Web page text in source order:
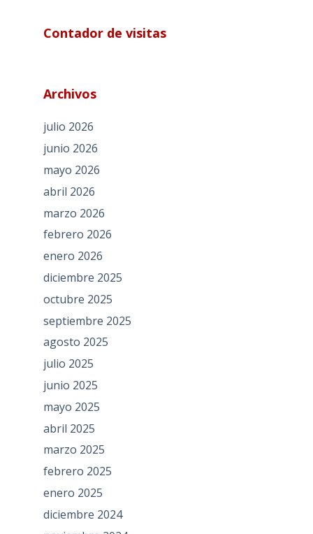
Contador de visitas
Archivos
julio 2026
junio 2026
mayo 2026
abril 2026
marzo 2026
febrero 2026
enero 2026
diciembre 2025
octubre 2025
septiembre 2025
agosto 2025
julio 2025
junio 2025
mayo 2025
abril 2025
marzo 2025
febrero 2025
enero 2025
diciembre 2024